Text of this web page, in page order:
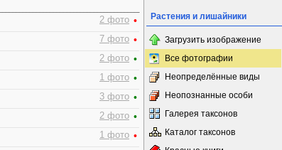
2 фото •
7 фото •
2 фото •
1 фото •
3 фото •
2 фото •
1 фото •
Растения и лишайники
Загрузить изображение
Все фотографии
Неопределённые виды
Неопознанные особи
Галерея таксонов
Каталог таксонов